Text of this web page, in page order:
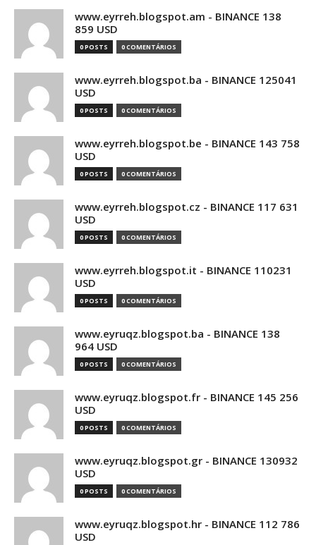
www.eyrreh.blogspot.am - BINANCE 138
859 USD
0 POSTS 0 COMENTÁRIOS
www.eyrreh.blogspot.ba - BINANCE 125041
USD
0 POSTS 0 COMENTÁRIOS
www.eyrreh.blogspot.be - BINANCE 143 758
USD
0 POSTS 0 COMENTÁRIOS
www.eyrreh.blogspot.cz - BINANCE 117 631
USD
0 POSTS 0 COMENTÁRIOS
www.eyrreh.blogspot.it - BINANCE 110231
USD
0 POSTS 0 COMENTÁRIOS
www.eyruqz.blogspot.ba - BINANCE 138
964 USD
0 POSTS 0 COMENTÁRIOS
www.eyruqz.blogspot.fr - BINANCE 145 256
USD
0 POSTS 0 COMENTÁRIOS
www.eyruqz.blogspot.gr - BINANCE 130932
USD
0 POSTS 0 COMENTÁRIOS
www.eyruqz.blogspot.hr - BINANCE 112 786
USD